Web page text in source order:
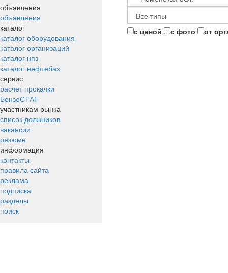
объявления
объявления
каталог
каталог оборудования
каталог организаций
каталог нпз
каталог нефтебаз
сервис
расчет прокачки
БензоСТАТ
участникам рынка
список должников
вакансии
резюме
информация
контакты
правила сайта
реклама
подписка
разделы
поиск
с ценой с фото от